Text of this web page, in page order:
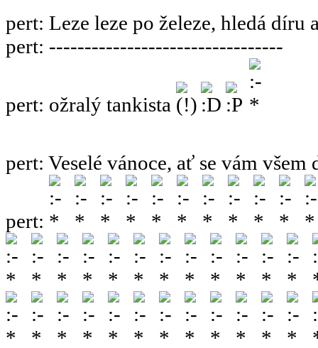
pert: Leze leze po železe, hledá díru
pert: ---------------------------------
pert: ožralý tankista
pert: Veselé vánoce, ať se vám všem
pert: